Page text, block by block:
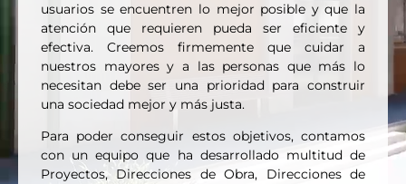
usuarios se encuentren lo mejor posible y que la
atención que requieren pueda ser eficiente y
efectiva. Creemos firmemente que cuidar a
nuestros mayores y a las personas que más lo
necesitan debe ser una prioridad para construir
una sociedad mejor y más justa.
Para poder conseguir estos objetivos, contamos
con un equipo que ha desarrollado multitud de
Proyectos, Direcciones de Obra, Direcciones de